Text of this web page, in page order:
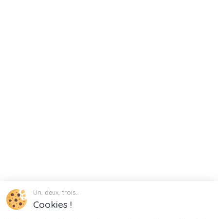
Un, deux, trois…
Cookies !